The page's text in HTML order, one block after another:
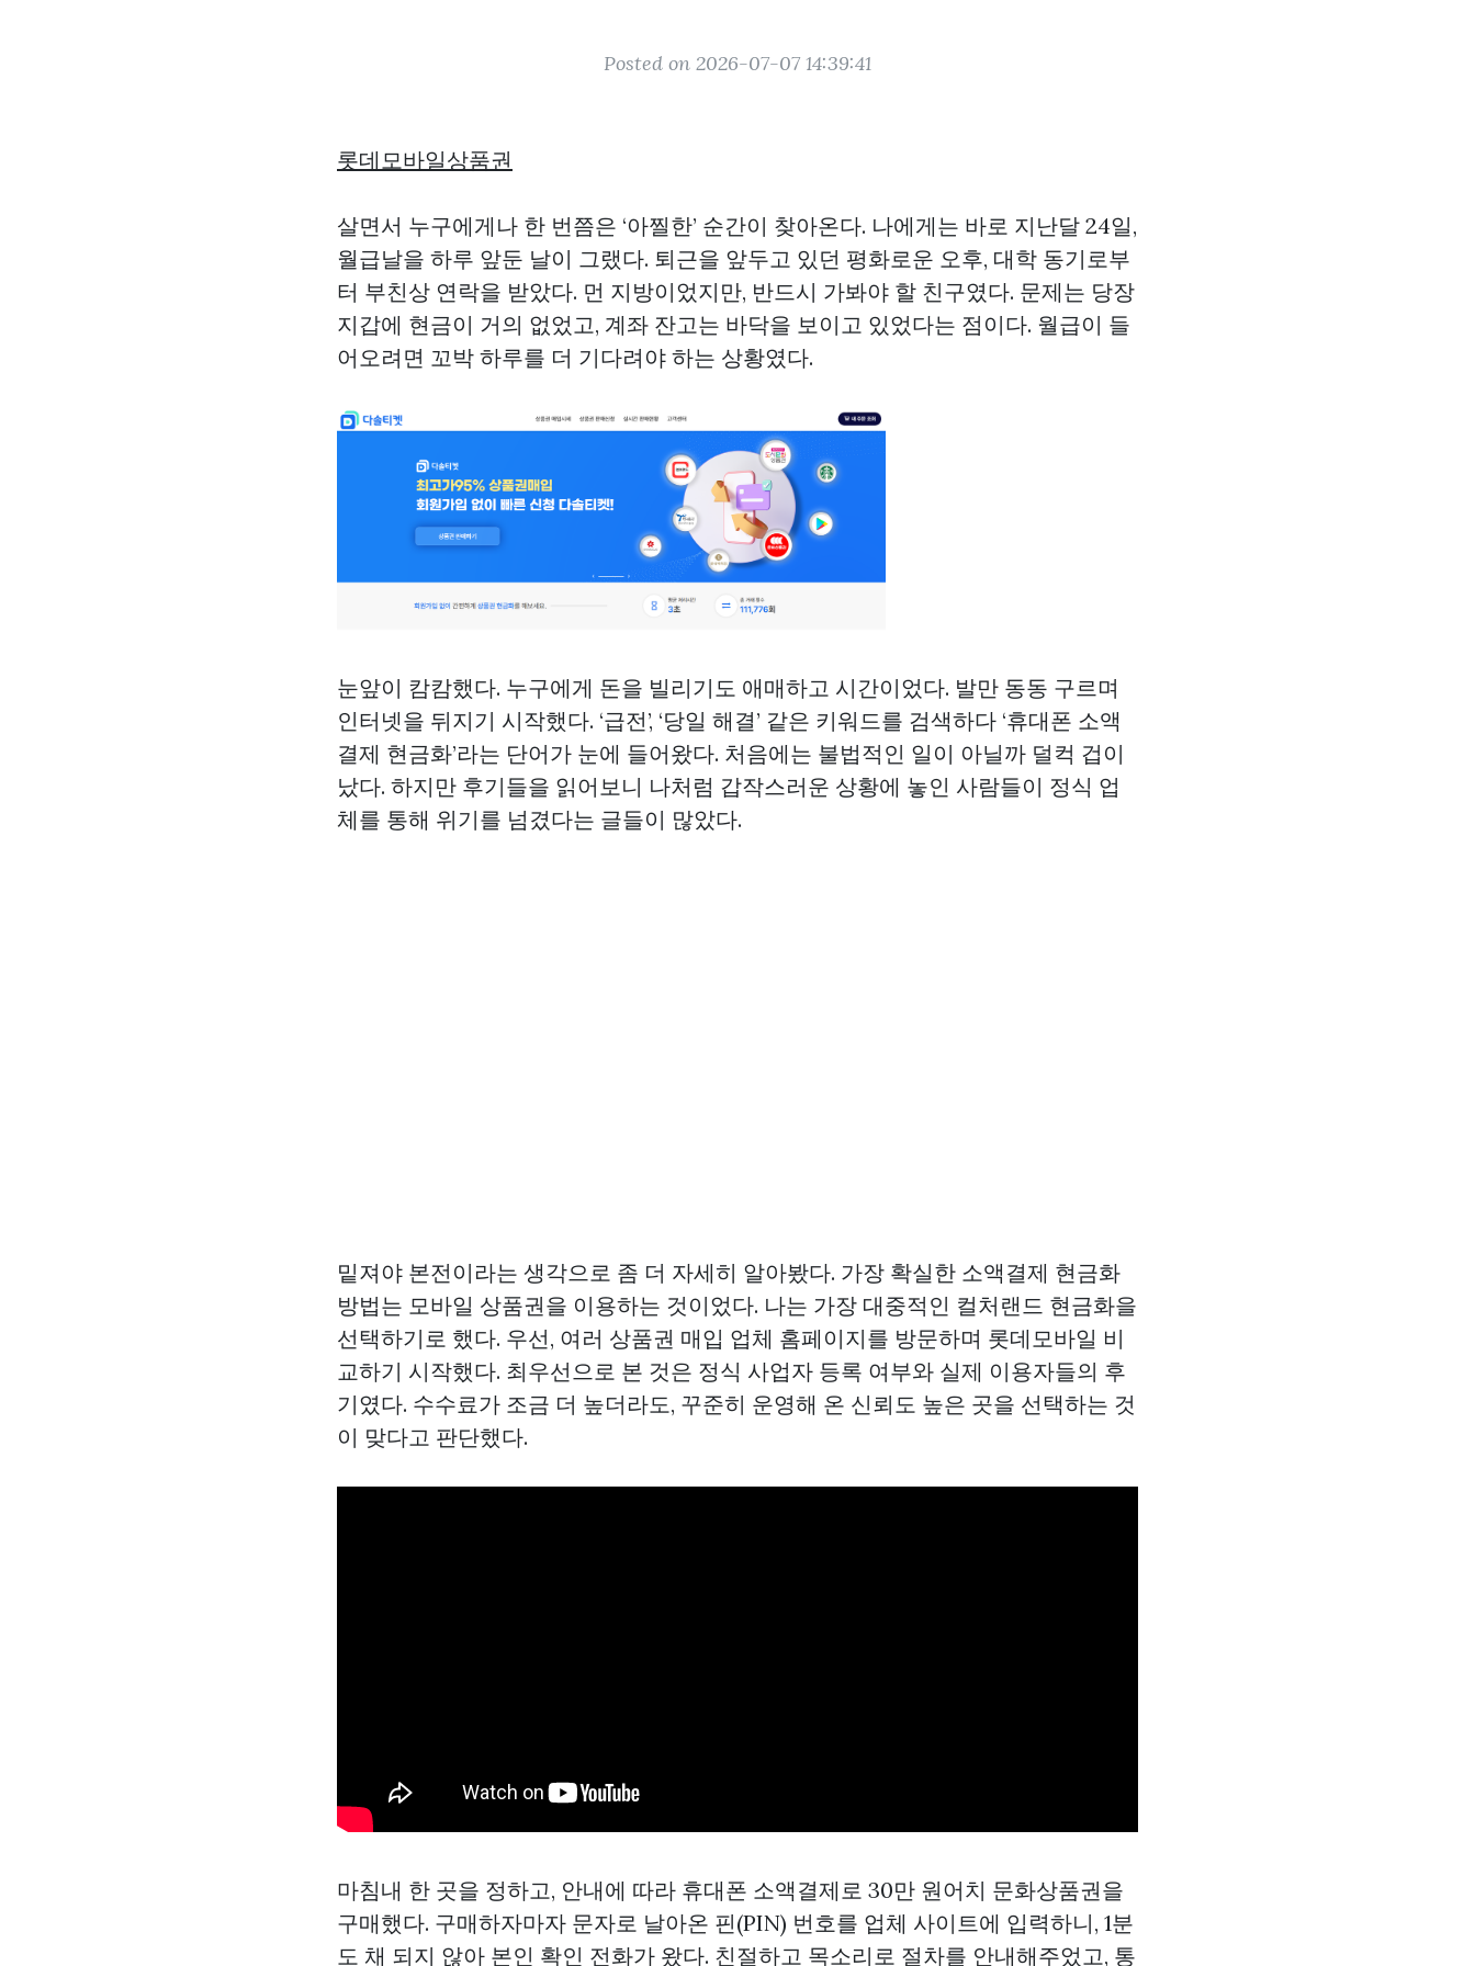
Posted on 2026-07-07 14:39:41
롯데모바일상품권
살면서 누구에게나 한 번쯤은 ‘아찔한’ 순간이 찾아온다. 나에게는 바로 지난달 24일,
월급날을 하루 앞둔 날이 그랬다. 퇴근을 앞두고 있던 평화로운 오후, 대학 동기로부
터 부친상 연락을 받았다. 먼 지방이었지만, 반드시 가봐야 할 친구였다. 문제는 당장
지갑에 현금이 거의 없었고, 계좌 잔고는 바닥을 보이고 있었다는 점이다. 월급이 들
어오려면 꼬박 하루를 더 기다려야 하는 상황였다.
눈앞이 캄캄했다. 누구에게 돈을 빌리기도 애매하고 시간이었다. 발만 동동 구르며
인터넷을 뒤지기 시작했다. ‘급전’, ‘당일 해결’ 같은 키워드를 검색하다 ‘휴대폰 소액
결제 현금화’라는 단어가 눈에 들어왔다. 처음에는 불법적인 일이 아닐까 덜컥 겁이
났다. 하지만 후기들을 읽어보니 나처럼 갑작스러운 상황에 놓인 사람들이 정식 업
체를 통해 위기를 넘겼다는 글들이 많았다.
밑져야 본전이라는 생각으로 좀 더 자세히 알아봤다. 가장 확실한 소액결제 현금화
방법는 모바일 상품권을 이용하는 것이었다. 나는 가장 대중적인 컬처랜드 현금화을
선택하기로 했다. 우선, 여러 상품권 매입 업체 홈페이지를 방문하며 롯데모바일 비
교하기 시작했다. 최우선으로 본 것은 정식 사업자 등록 여부와 실제 이용자들의 후
기였다. 수수료가 조금 더 높더라도, 꾸준히 운영해 온 신뢰도 높은 곳을 선택하는 것
이 맞다고 판단했다.
마침내 한 곳을 정하고, 안내에 따라 휴대폰 소액결제로 30만 원어치 문화상품권을
구매했다. 구매하자마자 문자로 날아온 핀(PIN) 번호를 업체 사이트에 입력하니, 1분
도 채 되지 않아 본인 확인 전화가 왔다. 친절하고 목소리로 절차를 안내해주었고, 통